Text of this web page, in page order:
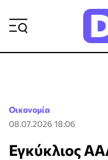
Οικονομία
08.07.2026 18:06
Εγκύκλιος